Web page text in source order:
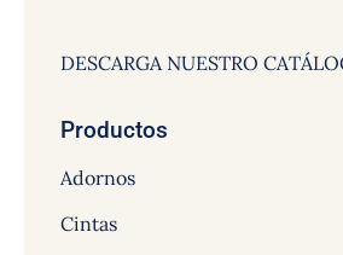
DESCARGA NUESTRO
Productos
Adornos
Cintas